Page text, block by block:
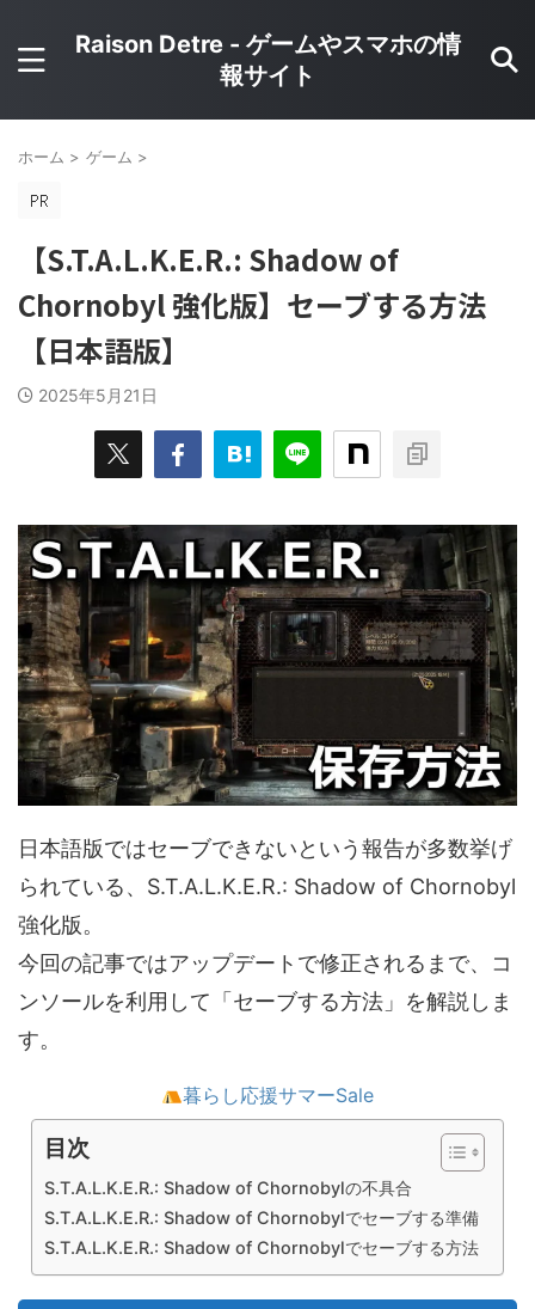
Raison Detre - ゲームやスマホの情
報サイト
ホーム > ゲーム >
【S.T.A.L.K.E.R.: Shadow of
Chornobyl 強化版】セーブする方法
【日本語版】
2025年5月21日
日本語版ではセーブできないという報告が多数挙げ
られている、S.T.A.L.K.E.R.: Shadow of Chornobyl
強化版。
今回の記事ではアップデートで修正されるまで、コ
ンソールを利用して「セーブする方法」を解説しま
す。
暮らし応援サマーSale
目次
S.T.A.L.K.E.R.: Shadow of Chornobylの不具合
S.T.A.L.K.E.R.: Shadow of Chornobylでセーブする準備
S.T.A.L.K.E.R.: Shadow of Chornobylでセーブする方法